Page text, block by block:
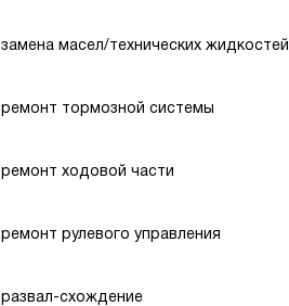
замена масел/технических жидкостей
ремонт тормозной системы
ремонт ходовой части
ремонт рулевого управления
развал-схождение